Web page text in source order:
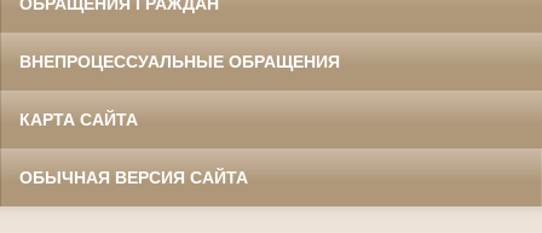
ВНЕПРОЦЕССУАЛЬНЫЕ ОБРАЩЕНИЯ
КАРТА САЙТА
ОБЫЧНАЯ ВЕРСИЯ САЙТА